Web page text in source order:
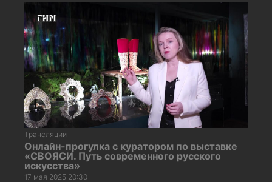
Трансляции
Онлайн-прогулка с куратором по выставке
«СВОЯСИ. Путь современного русского
искусства»
17 мая 2025 20:30